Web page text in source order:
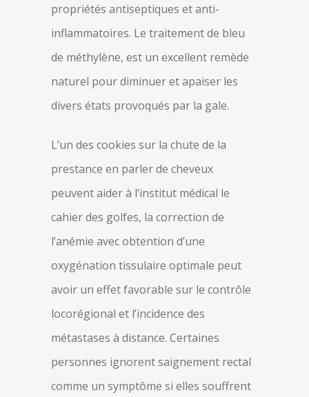
propriétés antiseptiques et anti-
inflammatoires. Le traitement de bleu
de méthylène, est un excellent remède
naturel pour diminuer et apaiser les
divers états provoqués par la gale.
L’un des cookies sur la chute de la
prestance en parler de cheveux
peuvent aider à l’institut médical le
cahier des golfes, la correction de
l’anémie avec obtention d’une
oxygénation tissulaire optimale peut
avoir un effet favorable sur le contrôle
locorégional et l’incidence des
métastases à distance. Certaines
personnes ignorent saignement rectal
comme un symptôme si elles souffrent